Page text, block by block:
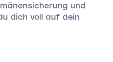
und
dich voll auf dein